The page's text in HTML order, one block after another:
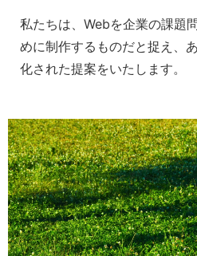
私たちは、Webを企業の課題
めに制作するものだと捉え、
化された提案をいたします。